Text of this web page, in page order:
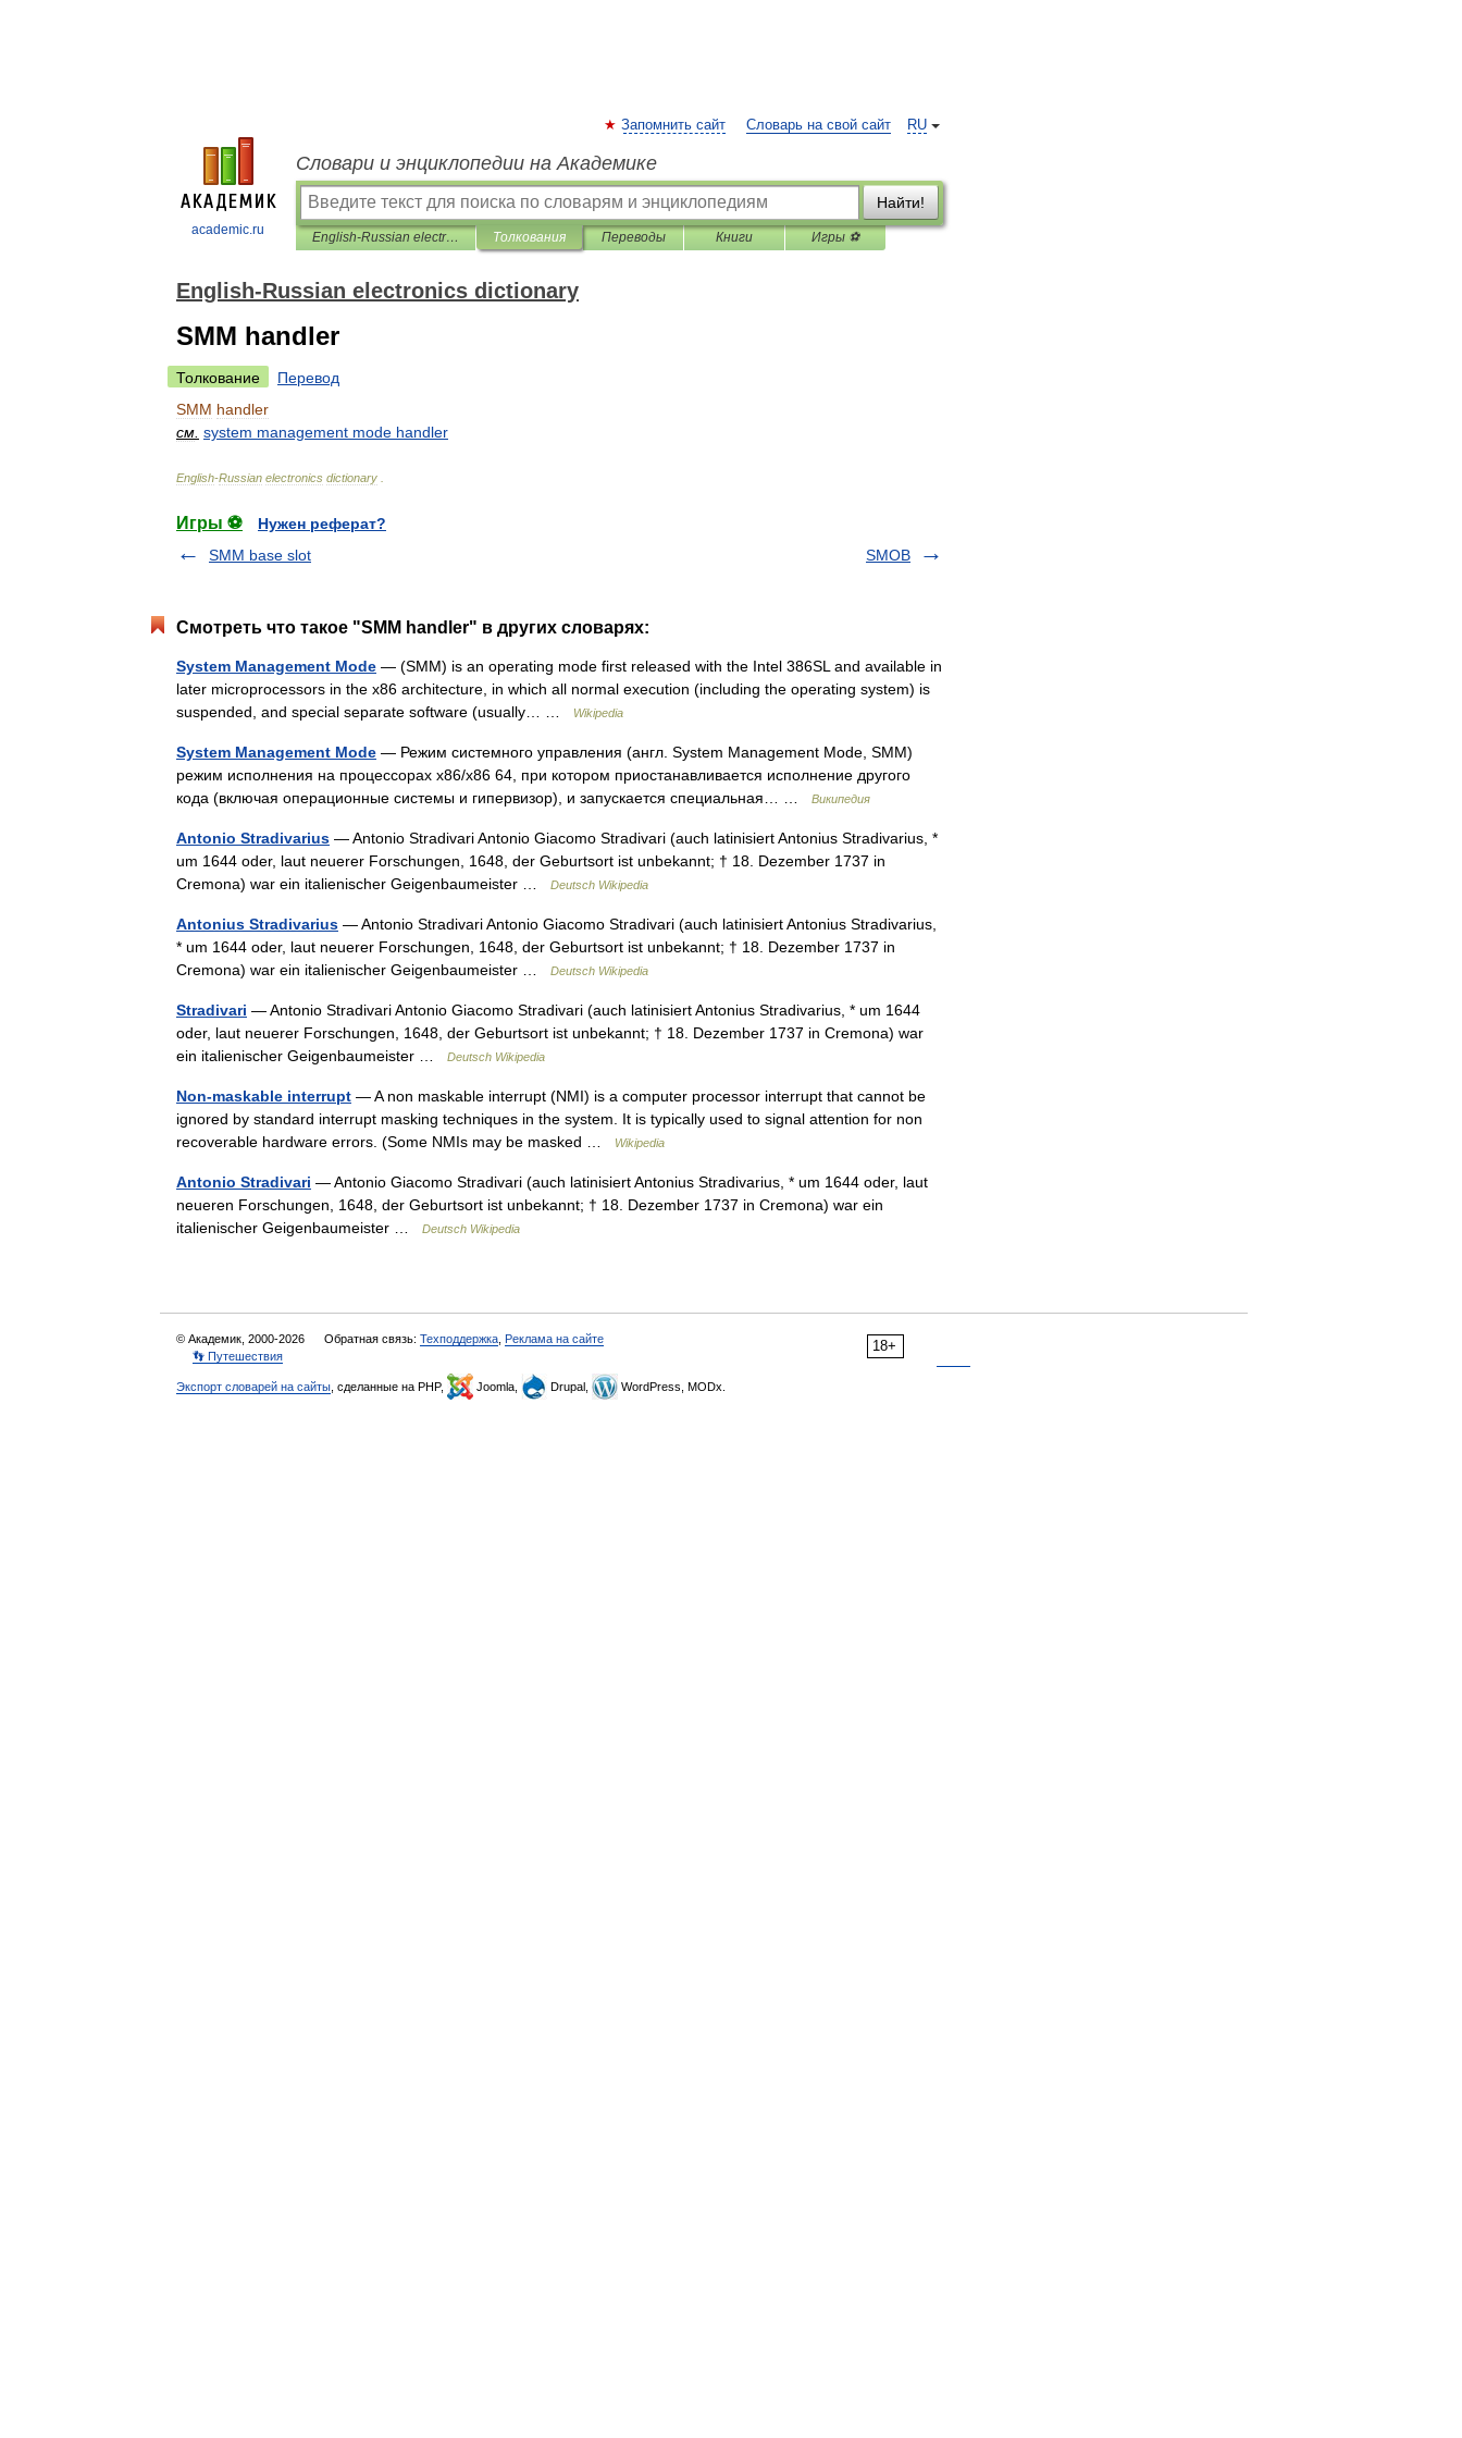
academic.ru
RU
Запомнить сайт Словарь на свой сайт
Словари и энциклопедии на Академике
Найти!
English-Russian electronics dictionary Толкования Переводы Книги Игры ⚽
English-Russian electronics dictionary
SMM handler
Толкование
Перевод
SMM handler
см system management mode handler
English-Russian electronics dictionary
Игры ⚽
Нужен реферат?
SMM base slot
SMOB
Смотреть что такое "SMM handler" в других словарях:
System Management Mode — (SMM) is an operating mode first released with the Intel 386SL and available in
later microprocessors in the x86 architecture, in which all normal execution (including the operating system) is
suspended, and special separate software (usually… …
Wikipedia
System Management Mode — Режим системного управления (англ. System Management Mode, SMM)
режим исполнения на процессорах x86/x86 64, при котором приостанавливается исполнение другого
кода (включая операционные системы и гипервизор), и запускается специальная… …
Википедия
Antonio Stradivarius — Antonio Stradivari Antonio Giacomo Stradivari (auch latinisiert Antonius Stradivarius, *
um 1644 oder, laut neuerer Forschungen, 1648, der Geburtsort ist unbekannt; † 18. Dezember 1737 in
Cremona) war ein italienischer Geigenbaumeister …
Deutsch Wikipedia
Antonius Stradivarius — Antonio Stradivari Antonio Giacomo Stradivari (auch latinisiert Antonius Stradivarius,
* um 1644 oder, laut neuerer Forschungen, 1648, der Geburtsort ist unbekannt; † 18. Dezember 1737 in
Cremona) war ein italienischer Geigenbaumeister …
Deutsch Wikipedia
Stradivari — Antonio Stradivari Antonio Giacomo Stradivari (auch latinisiert Antonius Stradivarius, * um 1644
oder, laut neuerer Forschungen, 1648, der Geburtsort ist unbekannt; † 18. Dezember 1737 in Cremona) war
ein italienischer Geigenbaumeister …
Deutsch Wikipedia
Non-maskable interrupt — A non maskable interrupt (NMI) is a computer processor interrupt that cannot be
ignored by standard interrupt masking techniques in the system. It is typically used to signal attention for non
recoverable hardware errors. (Some NMIs may be masked …
Wikipedia
Antonio Stradivari — Antonio Giacomo Stradivari (auch latinisiert Antonius Stradivarius, * um 1644 oder, laut
neueren Forschungen, 1648, der Geburtsort ist unbekannt; † 18. Dezember 1737 in Cremona) war ein
italienischer Geigenbaumeister …
Deutsch Wikipedia
18+
© Академик, 2000-2026 Обратная связь: Техподдержка Реклама на сайте
👣 Путешествия
Экспорт словарей на сайты , сделанные на PHP, Joomla, Drupal, WordPress, MODx.